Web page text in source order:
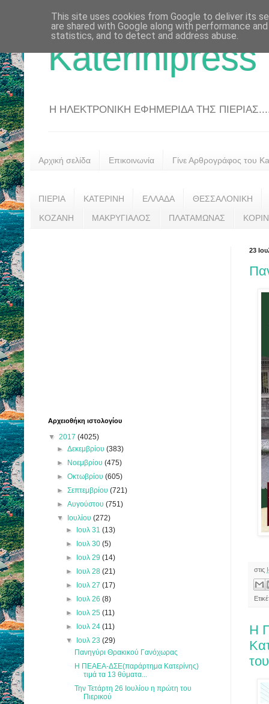
Katerinipress
Η ΗΛΕΚΤΡΟΝΙΚΗ ΕΦΗΜΕΡΙΔΑ ΤΗΣ
Αρχική σελίδα Επικοινωνία Γίνε Αρθρογράφος του
ΠΙΕΡΙΑ ΚΑΤΕΡΙΝΗ ΕΛΛΑΔΑ ΘΕΣΣΑΛΟΝΙΚΗ
ΚΟΖΑΝΗ ΜΑΚΡΥΓΙΑΛΟΣ ΠΛΑΤΑΜΩΝΑΣ
23
στις
Η
Αρχειοθήκη ιστολογίου
▼ 2017 (4025)
►Δεκεμβρίου(383)
► Νοεμβρίου(475)
►Οκτωβρίου(605)
►Σεπτεμβρίου(721)
►Αυγούστου(751)
▼ Ιουλίου(272)
► Ιουλ 31 (13)
► Ιουλ 30 (5)
► Ιουλ 29 (14)
► Ιουλ 28 (21)
► Ιουλ 27 (17)
► Ιουλ 26 (8)
► Ιουλ 25 (11)
► Ιουλ 24 (11)
▼ Ιουλ 23 (29)
Πανηγύρι Θρακικού Γανόχωρας
Η ΠΕΑΕΑ-ΔΣΕ(παράρτημα Κατερίνης)
τιμά τα 13 θύματα...
Την Τετάρτη 26 Ιουλίου η πρώτη του
Πιερικού
This site uses cookies from Google to deliver its
are shared with Google along with performance
statistics, and to detect and address abuse.